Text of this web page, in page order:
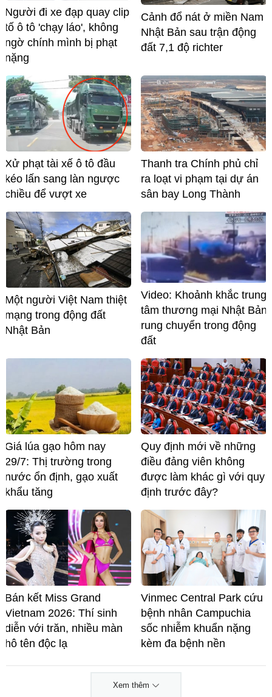
Người đi xe đạp quay clip
tố ô tô 'chạy láo', không
ngờ chính mình bị phạt
nặng
Cảnh đổ nát ở miền Nam
Nhật Bản sau trận động
đất 7,1 độ richter
Xử phạt tài xế ô tô đầu
kéo lấn sang làn ngược
chiều để vượt xe
Thanh tra Chính phủ chỉ
ra loạt vi phạm tại dự án
sân bay Long Thành
Một người Việt Nam thiệt
mạng trong động đất
Nhật Bản
Video: Khoảnh khắc trung
tâm thương mại Nhật Bản
rung chuyển trong động
đất
Giá lúa gạo hôm nay
29/7: Thị trường trong
nước ổn định, gạo xuất
khẩu tăng
Quy định mới về những
điều đảng viên không
được làm khác gì với quy
định trước đây?
Bán kết Miss Grand
Vietnam 2026: Thí sinh
diễn với trăn, nhiều màn
hô tên độc lạ
Vinmec Central Park cứu
bệnh nhân Campuchia
sốc nhiễm khuẩn nặng
kèm đa bệnh nền
Xem thêm